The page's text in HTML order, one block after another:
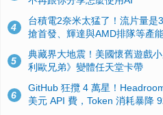
4
台積電2奈米太猛了！流片量
搶首發、輝達與AMD排隊等產
5
典藏界大地震！美國懷舊遊戲
利歐兄弟》變體任天堂卡帶
6
GitHub 狂攬 4 萬星！
美元 API 費，Token 消耗暴降